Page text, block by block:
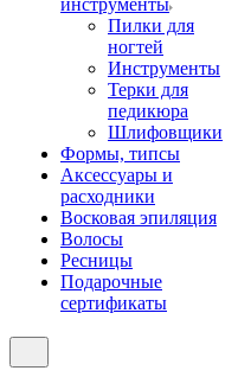
инструменты
Пилки для
ногтей
Инструменты
Терки для
педикюра
Шлифовщики
Формы, типсы
Аксессуары и
расходники
Восковая эпиляция
Волосы
Ресницы
Подарочные
сертификаты